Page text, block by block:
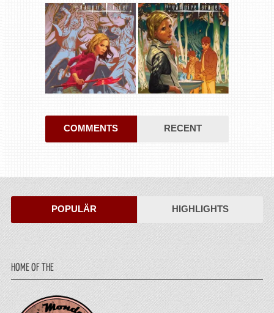
COMMENTS RECENT
POPULÄR HIGHLIGHTS
HOME OF THE